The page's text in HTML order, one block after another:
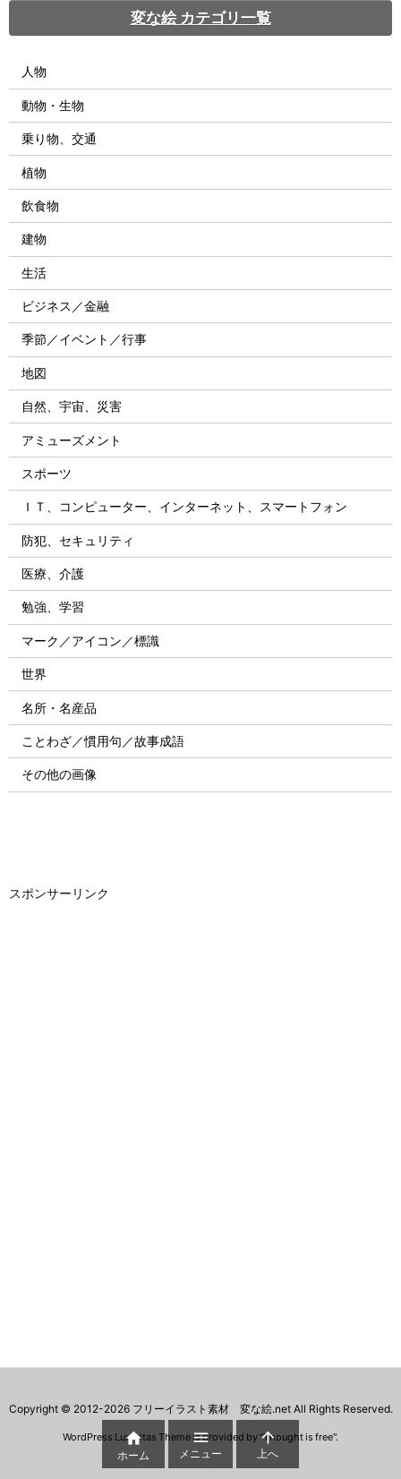
変な絵 カテゴリ一覧
人物
動物・生物
乗り物、交通
植物
飲食物
建物
生活
ビジネス／金融
季節／イベント／行事
地図
自然、宇宙、災害
アミューズメント
スポーツ
ＩＴ、コンピューター、インターネット、スマートフォン
防犯、セキュリティ
医療、介護
勉強、学習
マーク／アイコン／標識
世界
名所・名産品
ことわざ／慣用句／故事成語
その他の画像
スポンサーリンク
Copyright © 2012-2026 フリーイラスト素材 変な絵.netAll Rights Reserved.
WordPress Luxeritas Theme is provided by "Thought is free".

ホーム

メニュー

上へ